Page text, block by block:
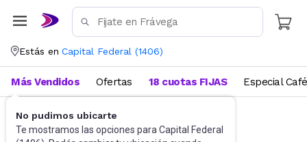
Estás en Capital Federal (1406)
No pudimos ubicarte
Te mostramos las opciones para Capital Federal
Más Vendidos Ofertas 18 cuotas FIJAS Especial Café
Accesorios Anteojos de sol